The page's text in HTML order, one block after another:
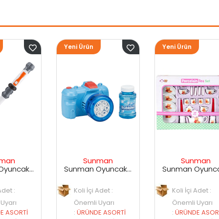
Sunman Oyuncak Kamera Temalı Balancuk Atan TAbanca
Koli İçi Adet :
Önemli Uyarı
ÜRÜNDE ASORTİ
Yeni Ürün
Sunman Oyuncak 29 Parça Porselen Seti
Koli İçi Adet :
Önemli Uyarı
ÜRÜNDE ASORTİ
Yeni Ürün